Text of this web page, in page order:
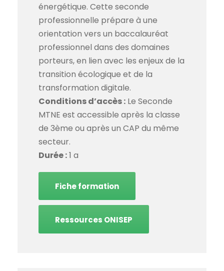
énergétique. Cette seconde
professionnelle prépare à une
orientation vers un baccalauréat
professionnel dans des domaines
porteurs, en lien avec les enjeux de la
transition écologique et de la
transformation digitale.
Conditions d’accès : Le Seconde
MTNE est accessible après la classe
de 3ème ou après un CAP du même
secteur.
Durée :1 a
Fiche formation
Ressources ONISEP